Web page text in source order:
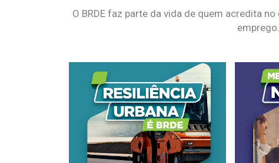
O BRDE faz parte da vida de quem acredita no